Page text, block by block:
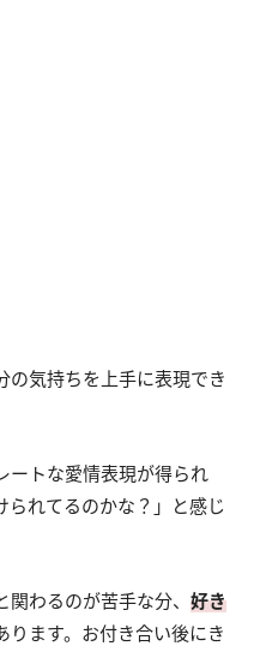
の気持ちを上手に表現でき
ートな愛情表現が得られ
られてるのかな？」と感じ
わるのが苦手な分、 好き
ります。お付き合い後にき